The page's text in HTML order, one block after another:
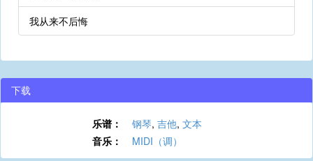
我从来不后悔
下载
乐谱： 钢琴, 吉他, 文本
音乐：
MIDI（调）